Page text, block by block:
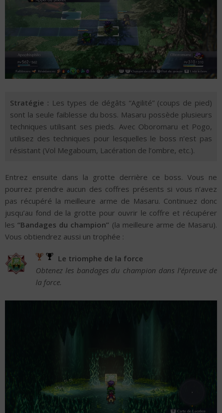
Stratégie : Les types de dégâts “Agilité” (coups de pied)
sont la seule faiblesse du boss. Masaru possède plusieurs
techniques utilisant ses pieds. Avec Oboromaru et Pogo,
utilisez des techniques pour lesquelles le boss n’est pas
résistant (Vol Megaboum, Lacération de l’ombre, etc.).
Entrez ensuite dans la grotte derrière ce boss. Vous ne
pourrez prendre aucun des coffres présents si vous n’avez
pas récupéré la meilleure arme de Masaru. Continuez donc
jusqu’au fond de la grotte pour ouvrir le coffre et récupérer
les“Bandages du champion” (la meilleure arme de Masaru).
Vous obtiendrez aussi un trophée :
Le triomphe de la force
Obtenez les bandages du champion dans l’épreuve de
la force.